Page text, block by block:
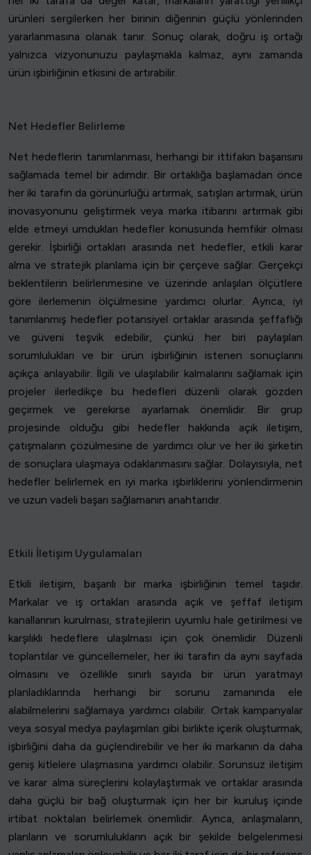
ürünleri sergilerken her birinin diğerinin güçlü yönlerinden
yararlanmasına olanak tanır. Sonuç olarak, doğru iş ortağı
yalnızca vizyonunuzu paylaşmakla kalmaz, aynı zamanda
ürün işbirliğinin etkisini de artırabilir.
Net Hedefler Belirleme
Net hedeflerin tanımlanması, herhangi bir ittifakın başarısını
sağlamada temel bir adımdır. Bir ortaklığa başlamadan önce
her iki tarafın da görünürlüğü artırmak, satışları artırmak, ürün
inovasyonunu geliştirmek veya marka itibarını artırmak gibi
elde etmeyi umdukları hedefler konusunda hemfikir olması
gerekir. İşbirliği ortakları arasında net hedefler, etkili karar
alma ve stratejik planlama için bir çerçeve sağlar. Gerçekçi
beklentilerin belirlenmesine ve üzerinde anlaşılan ölçütlere
göre ilerlemenin ölçülmesine yardımcı olurlar. Ayrıca, iyi
tanımlanmış hedefler potansiyel ortaklar arasında şeffaflığı
ve güveni teşvik edebilir, çünkü her biri paylaşılan
sorumlulukları ve bir ürün işbirliğinin istenen sonuçlarını
açıkça anlayabilir. İlgili ve ulaşılabilir kalmalarını sağlamak için
projeler ilerledikçe bu hedefleri düzenli olarak gözden
geçirmek ve gerekirse ayarlamak önemlidir. Bir grup
projesinde olduğu gibi hedefler hakkında açık iletişim,
çatışmaların çözülmesine de yardımcı olur ve her iki şirketin
de sonuçlara ulaşmaya odaklanmasını sağlar. Dolayısıyla, net
hedefler belirlemek en iyi marka işbirliklerini yönlendirmenin
ve uzun vadeli başarı sağlamanın anahtarıdır.
Etkili İletişim Uygulamaları
Etkili iletişim, başarılı bir marka işbirliğinin temel taşıdır.
Markalar ve iş ortakları arasında açık ve şeffaf iletişim
kanallarının kurulması, stratejilerin uyumlu hale getirilmesi ve
karşılıklı hedeflere ulaşılması için çok önemlidir. Düzenli
toplantılar ve güncellemeler, her iki tarafın da aynı sayfada
olmasını ve özellikle sınırlı sayıda bir ürün yaratmayı
planladıklarında herhangi bir sorunu zamanında ele
alabilmelerini sağlamaya yardımcı olabilir. Ortak kampanyalar
veya sosyal medya paylaşımları gibi birlikte içerik oluşturmak,
işbirliğini daha da güçlendirebilir ve her iki markanın da daha
geniş kitlelere ulaşmasına yardımcı olabilir. Sorunsuz iletişim
ve karar alma süreçlerini kolaylaştırmak ve ortaklar arasında
daha güçlü bir bağ oluşturmak için her bir kuruluş içinde
irtibat noktaları belirlemek önemlidir. Ayrıca, anlaşmaların,
planların ve sorumlulukların açık bir şekilde belgelenmesi